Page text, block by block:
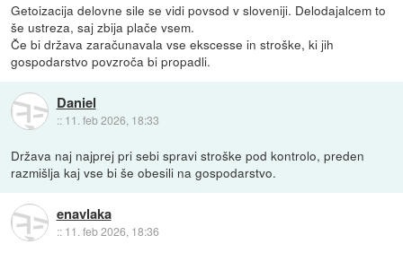
Getoizacija delovne sile se vidi povsod v sloveniji. Delodajalcem to
še ustreza, saj zbija plače vsem.
Če bi država zaračunavala vse ekscesse in stroške, ki jih
gospodarstvo povzroča bi propadli.
Daniel
:: 11. feb 2026, 18:33
Država naj najprej pri sebi spravi stroške pod kontrolo, preden
razmišlja kaj vse bi še obesili na gospodarstvo.
enavlaka
:: 11. feb 2026, 18:36